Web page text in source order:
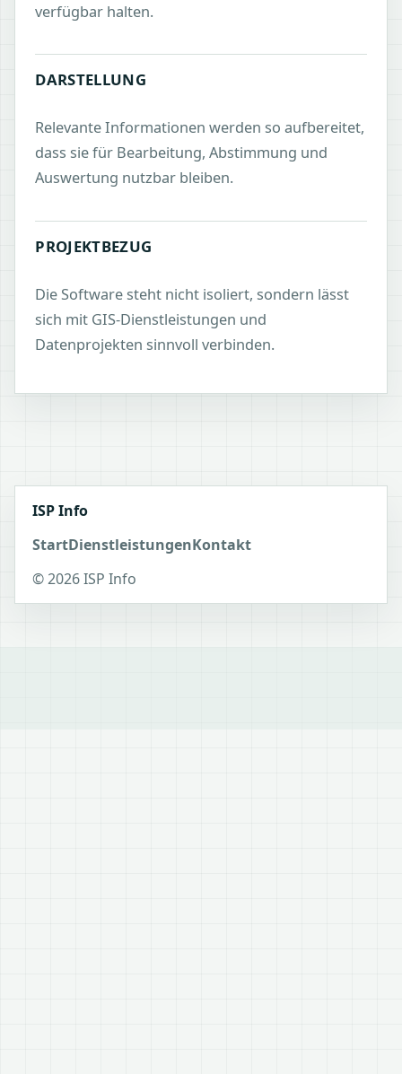
verfügbar halten.
DARSTELLUNG
Relevante Informationen werden so aufbereitet,
dass sie für Bearbeitung, Abstimmung und
Auswertung nutzbar bleiben.
PROJEKTBEZUG
Die Software steht nicht isoliert, sondern lässt
sich mit GIS-Dienstleistungen und
Datenprojekten sinnvoll verbinden.
ISP Info
StartDienstleistungenKontakt
©2026ISP Info